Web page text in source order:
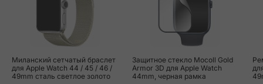
Миланский сетчатый браслет
для Apple Watch 44 / 45 / 46 /
49mm сталь светлое золото
Защитное стекло Mocoll Gold
Armor 3D для Apple Watch
44mm, черная рамка